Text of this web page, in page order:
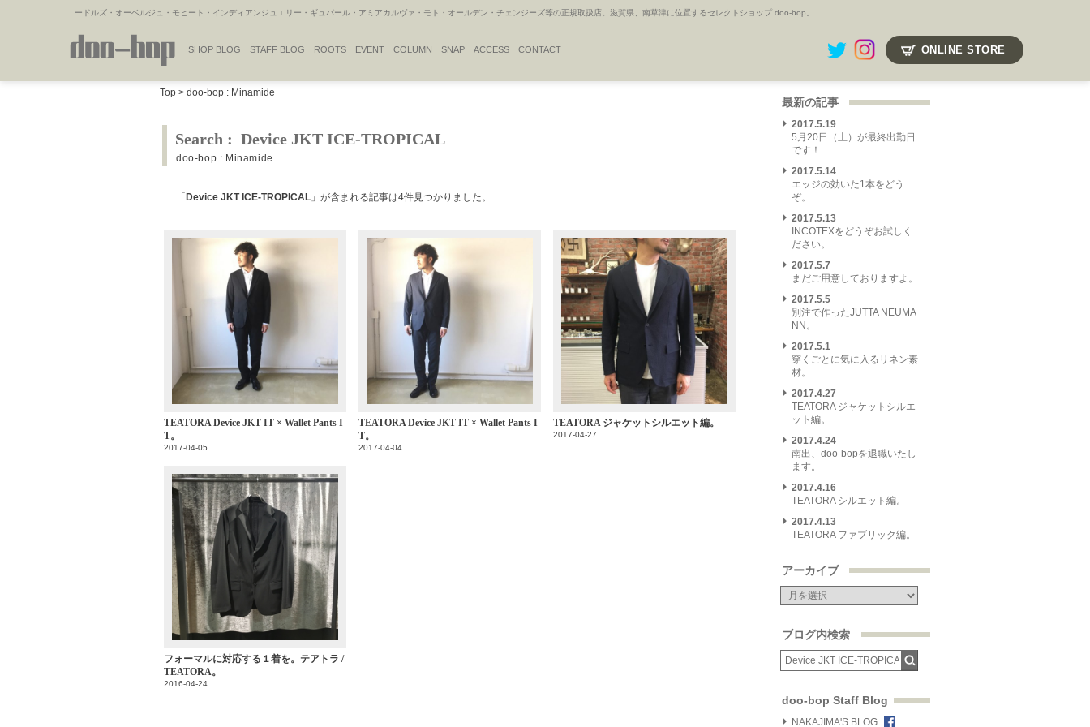
ニードルズ・オーベルジュ・モヒート・インディアンジュエリー・ギュパール・アミアカルヴァ・モト・オールデン・チェンジーズ等の正規取扱店。滋賀県、南草津に位置するセレクトショップ doo-bop。
SHOP BLOG STAFF BLOG ROOTS EVENT COLUMN SNAP ACCESS CONTACT ONLINE STORE
Top > doo-bop : Minamide
Search : Device JKT ICE-TROPICAL
doo-bop : Minamide
「 Device JKT ICE-TROPICAL 」が含まれる記事は4件見つかりました。
TEATORA Device JKT IT × Wallet Pants I
T。
2017-04-05
TEATORA Device JKT IT × Wallet Pants I
T。
2017-04-04
TEATORA ジャケットシルエット編。
2017-04-27
フォーマルに対応する１着を。テアトラ /
TEATORA。
2016-04-24
最新の記事
2017.5.19
5月20日（土）が最終出勤日
です！
2017.5.14
エッジの効いた1本をどう
ぞ。
2017.5.13
INCOTEXをどうぞお試しく
ださい。
2017.5.7
まだご用意しておりますよ。
2017.5.5
別注で作ったJUTTA NEUMA
NN。
2017.5.1
穿くごとに気に入るリネン素
材。
2017.4.27
TEATORA ジャケットシルエ
ット編。
2017.4.24
南出、doo-bopを退職いたし
ます。
2017.4.16
TEATORA シルエット編。
2017.4.13
TEATORA ファブリック編。
アーカイブ
ブログ内検索
doo-bop Staff Blog
NAKAJIMA'S BLOG